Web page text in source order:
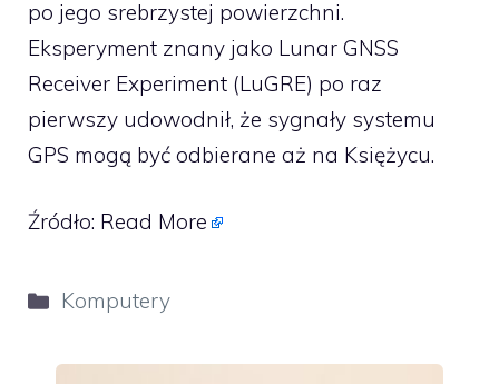
po jego srebrzystej powierzchni.
Eksperyment znany jako Lunar GNSS
Receiver Experiment (LuGRE) po raz
pierwszy udowodnił, że sygnały systemu
GPS mogą być odbierane aż na Księżycu.
Źródło: Read More
Kategorie
Komputery